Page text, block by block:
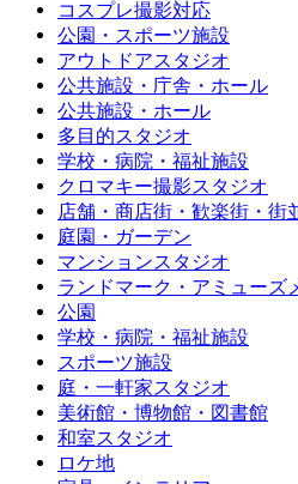
コスプレ撮影対応
公園・スポーツ施設
アウトドアスタジオ
公共施設・庁舎・ホール
公共施設・ホール
多目的スタジオ
学校・病院・福祉施設
クロマキー撮影スタジオ
店舗・商店街・歓楽街・街
庭園・ガーデン
マンションスタジオ
ランドマーク・アミューズ
公園
学校・病院・福祉施設
スポーツ施設
庭・一軒家スタジオ
美術館・博物館・図書館
和室スタジオ
ロケ地